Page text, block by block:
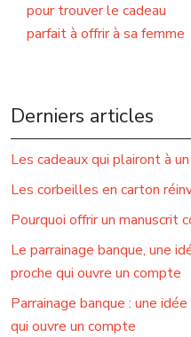
pour trouver le cadeau
parfait à offrir à sa femme
Derniers articles
Les cadeaux qui plairont à
Les corbeilles en carton
Pourquoi offrir un manuscrit
Le parrainage banque, une
proche qui ouvre un compte
Parrainage banque : une
qui ouvre un compte